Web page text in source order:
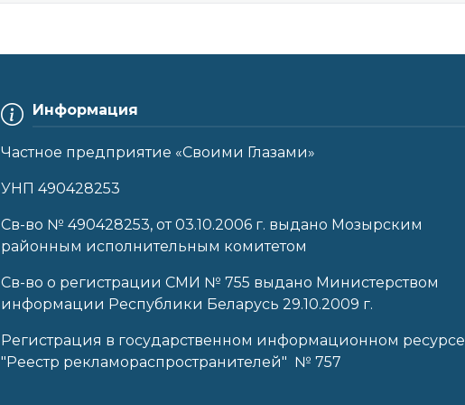
Информация
Частное предприятие «Своими Глазами»
УНП 490428253
Cв-во № 490428253, от 03.10.2006 г. выдано Мозырским
районным исполнительным комитетом
Св-во о регистрации СМИ № 755 выдано Министерством
информации Республики Беларусь 29.10.2009 г.
Регистрация в государственном информационном ресурсе
"Реестр рекламораспространителей" № 757